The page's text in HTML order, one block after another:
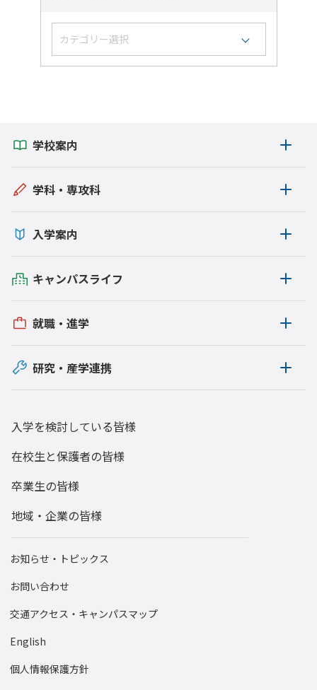
カテゴリー選択
学生の活躍
報道
教職員の活躍
学生寮
後援会
寄附のご報告
囲碁・将棋部
卒業生の活躍
学校案内
学科・専攻科
入学案内
キャンパスライフ
就職・進学
研究・産学連携
入学を検討している皆様
在校生と保護者の皆様
卒業生の皆様
地域・企業の皆様
お知らせ・トピックス
お問い合わせ
交通アクセス・キャンパスマップ
English
個人情報保護方針